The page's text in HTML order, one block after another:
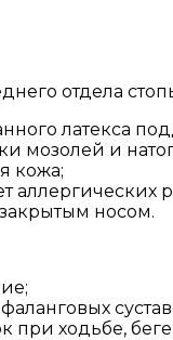
отдела
латекса
мозолей и
кожа;
аллергических
носом.
при ходьбе, беге;